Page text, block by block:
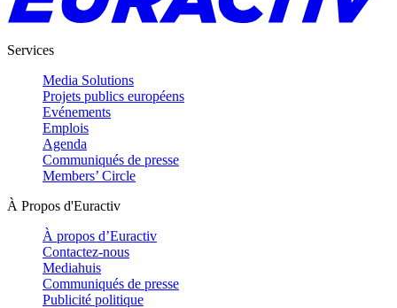
Services
Media Solutions
Projets publics européens
Evénements
Emplois
Agenda
Communiqués de presse
Members’ Circle
À Propos d'Euractiv
À propos d’Euractiv
Contactez-nous
Mediahuis
Communiqués de presse
Publicité politique